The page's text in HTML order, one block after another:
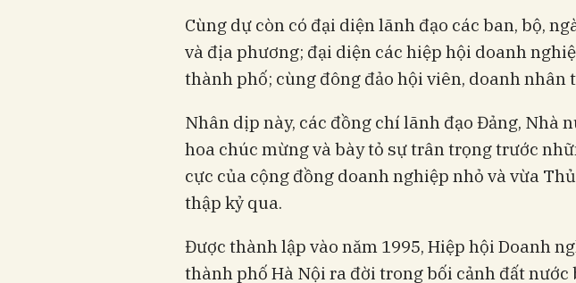
Cùng dự còn có đại diện lãnh đạo các ban, bộ,
và địa phương; đại diện các hiệp hội doanh
thành phố; cùng đông đảo hội viên, doanh nhân
Nhân dịp này, các đồng chí lãnh đạo Đảng, Nhà
hoa chúc mừng và bày tỏ sự trân trọng trước
cực của cộng đồng doanh nghiệp nhỏ và vừa
thập kỷ qua.
Được thành lập vào năm 1995, Hiệp hội Doanh
thành phố Hà Nội ra đời trong bối cảnh đất nước